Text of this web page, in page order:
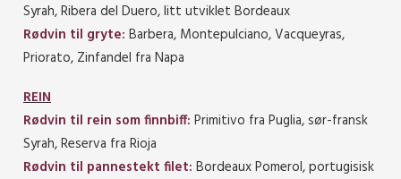
Syrah, Ribera del Duero, litt utviklet Bordeaux
Rødvin til gryte: Barbera, Montepulciano, Vacqueyras,
Priorato, Zinfandel fra Napa
REIN
Rødvin til rein som finnbiff: Primitivo fra Puglia, sør-fransk
Syrah, Reserva fra Rioja
Rødvin til pannestekt filet: Bordeaux Pomerol, portugisisk